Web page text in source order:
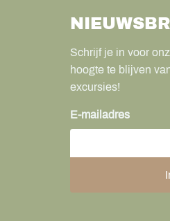
Schrijf je in voor
hoogte te blijven
excursies!
E-mailadres